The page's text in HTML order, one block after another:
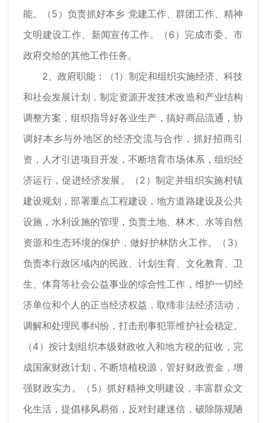
能。（5）负责抓好本乡 党建工作、群团工作、精神
文明建设工作、新闻宣传工作。（6）完成市委、市
政府交给的其他工作任务。
2、政府职能：（1）制定和组织实施经济、科技
和社会发展计划，制定资源开发技术改造和产业结构
调整方案，组织指导好各业生产，搞好商品流通，协
调好本乡与外地区的经济交流与合作，抓好招商引
资，人才引进项目开发，不断培育市场体系，组织经
济运行，促进经济发展。（2）制定并组织实施村镇
建设规划，部署重点工程建设，地方道路建设及公共
设施，水利设施的管理，负责土地、林木、水等自然
资源和生态环境的保护，做好护林防火工作。（3）
负责本行政区域内的民政、计划生育、文化教育、卫
生、体育等社会公益事业的综合性工作，维护一切经
济单位和个人的正当经济权益，取缔非法经济活动，
调解和处理民事纠纷，打击刑事犯罪维护社会稳定。
（4）按计划组织本级财政收入和地方税的征收，完
成国家财政计划，不断培植税源，管好财政资金，增
强财政实力。（5）抓好精神文明建设，丰富群众文
化生活，提倡移风易俗，反对封建迷信，破除陈规陋